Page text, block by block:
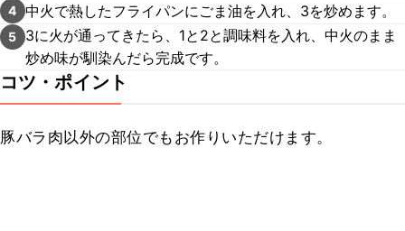
4 中火で熱したフライパンにごま油を入れ、3を炒めます。
5
3に火が通ってきたら、1と2と調味料を入れ、中火のまま
炒め味が馴染んだら完成です。
コツ・ポイント
豚バラ肉以外の部位でもお作りいただけます。